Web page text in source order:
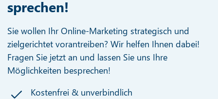
sprechen!
Sie wollen Ihr Online-Marketing strategisch und
zielgerichtet vorantreiben? Wir helfen Ihnen dabei!
Fragen Sie jetzt an und lassen Sie uns Ihre
Möglichkeiten besprechen!
Kostenfrei & unverbindlich